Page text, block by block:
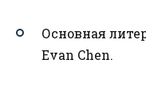
Основная
Evan Chen.